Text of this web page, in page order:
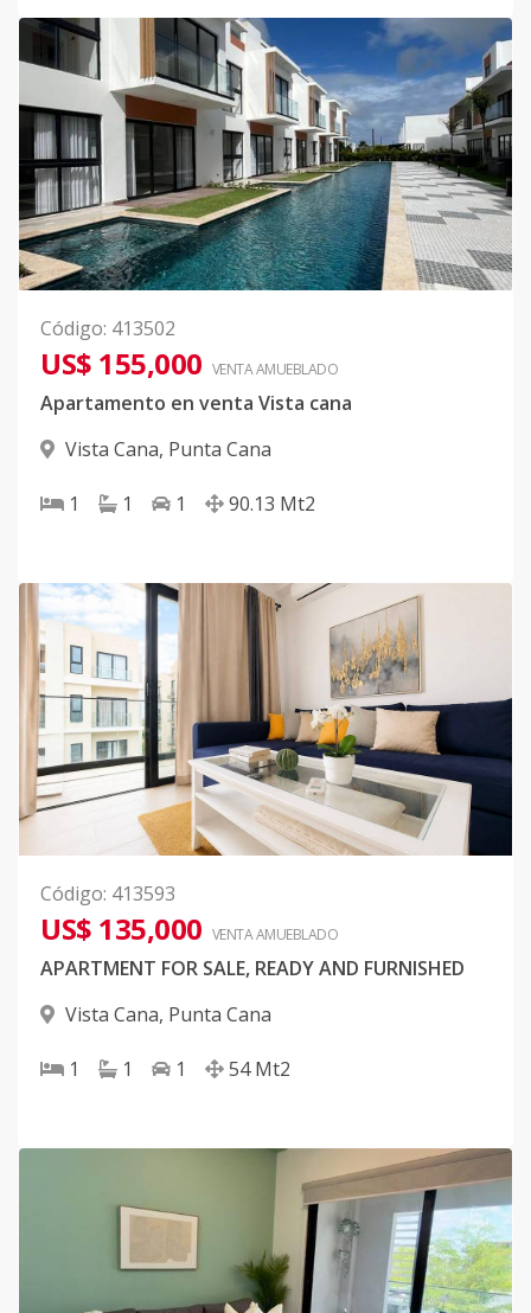
Código: 413502
US$ 155,000 VENTA AMUEBLADO
Apartamento en venta Vista cana
Vista Cana, Punta Cana
1 1 1 90.13 Mt2
Código: 413593
US$ 135,000 VENTA AMUEBLADO
APARTMENT FOR SALE, READY AND FURNISHED
Vista Cana, Punta Cana
1 1 1 54 Mt2